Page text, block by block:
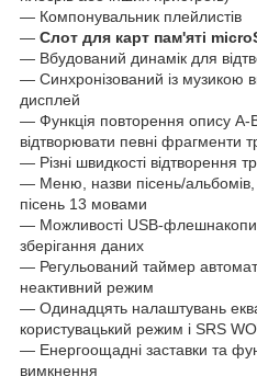
— Компонувальник плейлистів
― Слот для карт пам'яті
― Вбудований динамік для
― Синхронізований із музикою
дисплей
― Функція повторення опису A-
відтворювати певні фрагменти
― Різні швидкості відтворення
— Меню, назви пісень/альбомів,
пісень 13 мовами
― Можливості USB-
зберігання даних
― Регульований таймер
неактивний режим
— Одинадцять налаштувань
користувацький режим і SRS
― Енергоощадні заставки та
вимкнення